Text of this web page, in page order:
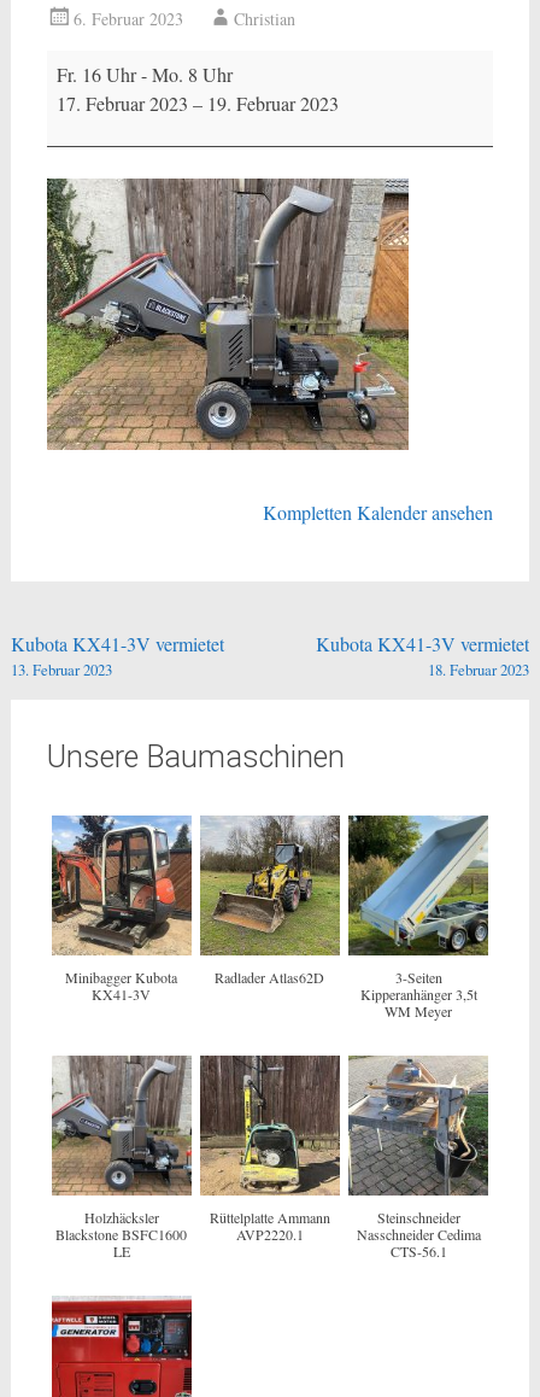
6. Februar 2023 Christian
Blackstone
BSFC1600
Holzhäcksler
vermietet
Fr. 16 Uhr - Mo. 8 Uhr
17. Februar 2023 – 19. Februar 2023
Kompletten Kalender ansehen
Beitragsnavigation
Kubota KX41-3V vermietet
13. Februar 2023
Kubota KX41-3V vermietet
18. Februar 2023
Unsere Baumaschinen
Minibagger Kubota
KX41-3V
Radlader Atlas62D
3-Seiten
Kipperanhänger 3,5t
WM Meyer
Holzhäcksler
Blackstone BSFC1600
LE
Rüttelplatte Ammann
AVP2220.1
Steinschneider
Nasschneider Cedima
CTS-56.1